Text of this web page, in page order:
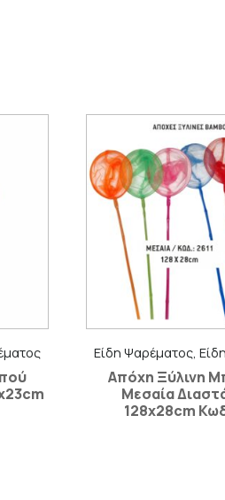
Είδη Ψαρέματος,
Απόχη Ξύλινη
Μεσαία
128x28cm